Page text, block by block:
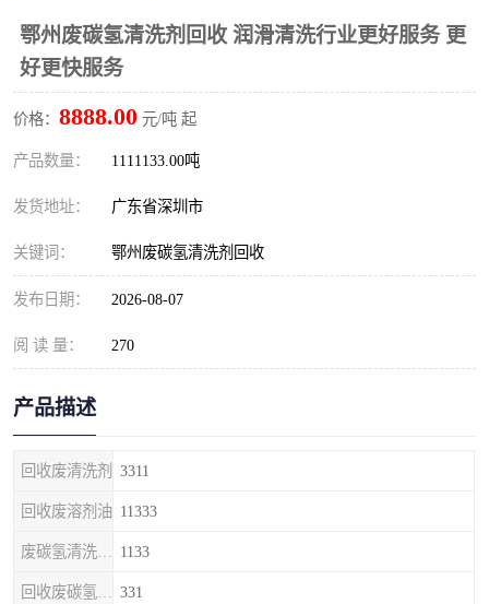
鄂州废碳氢清洗剂回收 润滑清洗行业更好服务 更
好更快服务
价格： 8888.00 元/吨 起
产品数量： 1111133.00吨
发货地址： 广东省深圳市
关键词： 鄂州废碳氢清洗剂回收
发布日期： 2026-08-07
阅 读 量： 270
产品描述
回收废清洗剂 3311
回收废溶剂油 11333
1133
331